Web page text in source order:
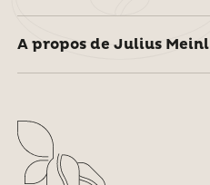
A propos de Julius Meinl